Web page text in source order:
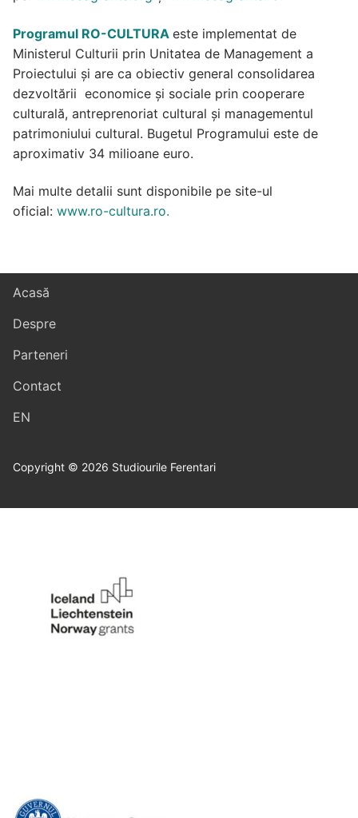
Programul RO-CULTURA este implementat de
Ministerul Culturii prin Unitatea de Management a
Proiectului și are ca obiectiv general consolidarea
dezvoltării economice și sociale prin cooperare
culturală, antreprenoriat cultural și managementul
patrimoniului cultural. Bugetul Programului este de
aproximativ 34 milioane euro.
Mai multe detalii sunt disponibile pe site-ul
oficial: www.ro-cultura.ro.
Acasă
Despre
Parteneri
Contact
EN
Copyright © 2026 Studiourile Ferentari